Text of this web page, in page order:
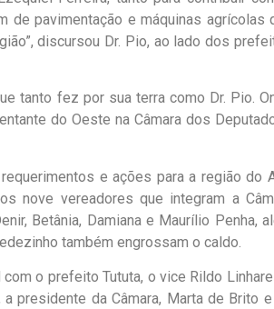
de pavimentação e máquinas agrícolas
discursou Dr. Pio, ao lado dos
tanto fez por sua terra como Dr. Pio.
do Oeste na Câmara dos
e ações para a região do
nove vereadores que integram a
Betânia, Damiana e Maurílio Penha,
também engrossam o caldo.
o prefeito Tututa, o vice Rildo
presidente da Câmara, Marta de Brito